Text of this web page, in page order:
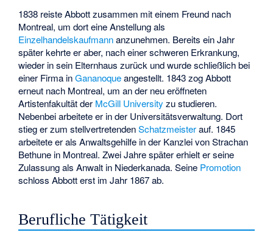
1838 reiste Abbott zusammen mit einem Freund nach
Montreal, um dort eine Anstellung als
Einzelhandelskaufmannanzunehmen. Bereits ein Jahr
später kehrte er aber, nach einer schweren Erkrankung,
wieder in sein Elternhaus zurück und wurde schließlich bei
einer Firma inGananoqueangestellt. 1843 zog Abbott
erneut nach Montreal, um an der neu eröffneten
Artistenfakultät der McGill University zu studieren.
Nebenbei arbeitete er in der Universitätsverwaltung. Dort
stieg er zum stellvertretendenSchatzmeisterauf. 1845
arbeitete er als Anwaltsgehilfe in der Kanzlei vonStrachan
Bethune in Montreal. Zwei Jahre später erhielt er seine
Zulassung als Anwalt in Niederkanada. Seine Promotion
schloss Abbott erst im Jahr 1867 ab.
Berufliche Tätigkeit